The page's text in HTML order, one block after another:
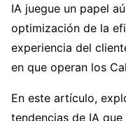
IA juegue un papel
optimización de la
experiencia del
en que operan los
En este artículo,
tendencias de IA